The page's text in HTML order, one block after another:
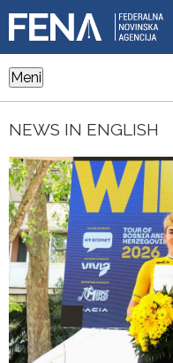
Meni
NEWS IN ENGLISH